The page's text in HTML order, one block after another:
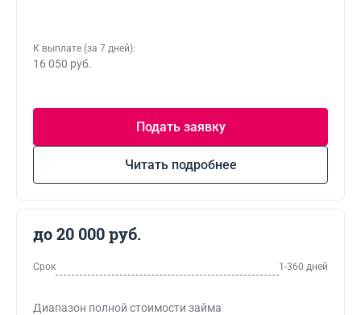
К выплате (за 7 дней):
16 050 руб.
Подать заявку
Читать подробнее
до 20 000 руб.
Срок 1-360 дней
Диапазон полной стоимости займа